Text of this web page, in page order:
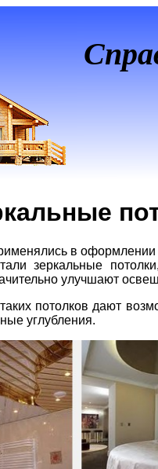
в
зеркальные
улучшают
потолков дают
углубления.